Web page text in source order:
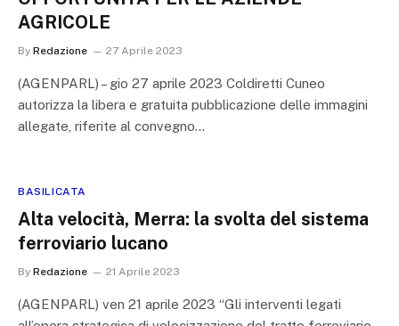
AGRICOLE
By Redazione 27 Aprile 2023
(AGENPARL) – gio 27 aprile 2023 Coldiretti Cuneo
autorizza la libera e gratuita pubblicazione delle immagini
allegate, riferite al convegno…
BASILICATA
Alta velocità, Merra: la svolta del sistema
ferroviario lucano
By Redazione 21 Aprile 2023
(AGENPARL) ven 21 aprile 2023 “Gli interventi legati